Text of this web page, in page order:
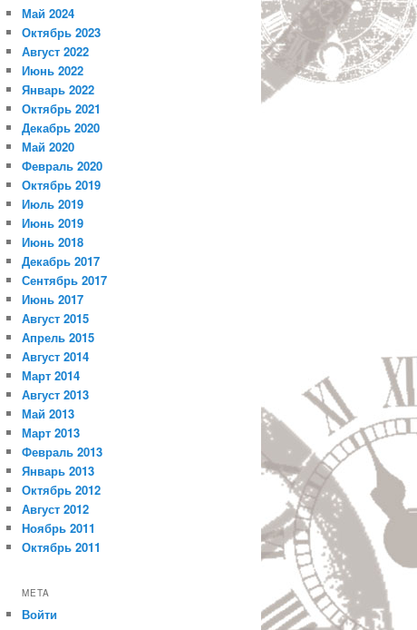
Май 2024
Октябрь 2023
Август 2022
Июнь 2022
Январь 2022
Октябрь 2021
Декабрь 2020
Май 2020
Февраль 2020
Октябрь 2019
Июль 2019
Июнь 2019
Июнь 2018
Декабрь 2017
Сентябрь 2017
Июнь 2017
Август 2015
Апрель 2015
Август 2014
Март 2014
Август 2013
Май 2013
Март 2013
Февраль 2013
Январь 2013
Октябрь 2012
Август 2012
Ноябрь 2011
Октябрь 2011
META
Войти